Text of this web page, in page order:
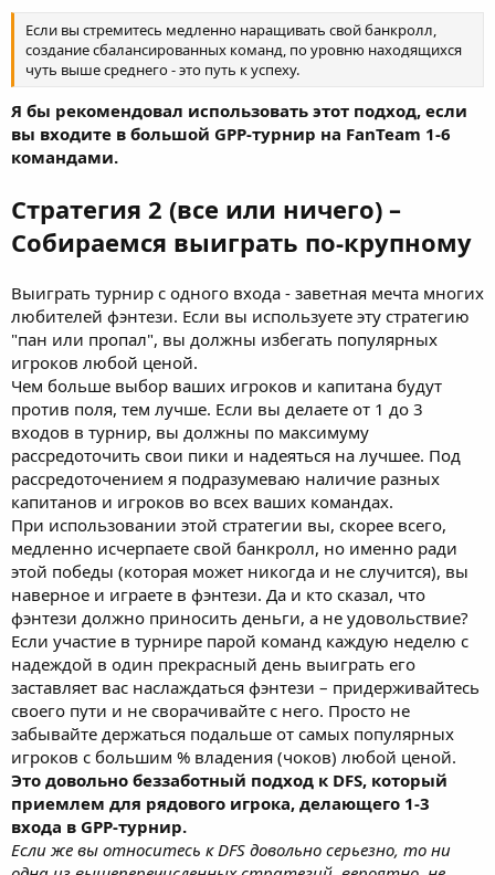
Если вы стремитесь медленно наращивать свой банкролл,
создание сбалансированных команд, по уровню находящихся
чуть выше среднего - это путь к успеху.
Я бы рекомендовал использовать этот подход, если
вы входите в большой GPP-турнир на FanTeam 1-6
командами.
Стратегия 2 (все или ничего) –
Собираемся выиграть по-крупному
Выиграть турнир с одного входа - заветная мечта многих
любителей фэнтези. Если вы используете эту стратегию
"пан или пропал", вы должны избегать популярных
игроков любой ценой.
Чем больше выбор ваших игроков и капитана будут
против поля, тем лучше. Если вы делаете от 1 до 3
входов в турнир, вы должны по максимуму
рассредоточить свои пики и надеяться на лучшее. Под
рассредоточением я подразумеваю наличие разных
капитанов и игроков во всех ваших командах.
При использовании этой стратегии вы, скорее всего,
медленно исчерпаете свой банкролл, но именно ради
этой победы (которая может никогда и не случится), вы
наверное и играете в фэнтези. Да и кто сказал, что
фэнтези должно приносить деньги, а не удовольствие?
Если участие в турнире парой команд каждую неделю с
надеждой в один прекрасный день выиграть его
заставляет вас наслаждаться фэнтези – придерживайтесь
своего пути и не сворачивайте с него. Просто не
забывайте держаться подальше от самых популярных
игроков с большим % владения (чоков) любой ценой.
Это довольно беззаботный подход к DFS, который
приемлем для рядового игрока, делающего 1-3
входа в GPP-турнир.
Если же вы относитесь к DFS довольно серьезно, то ни